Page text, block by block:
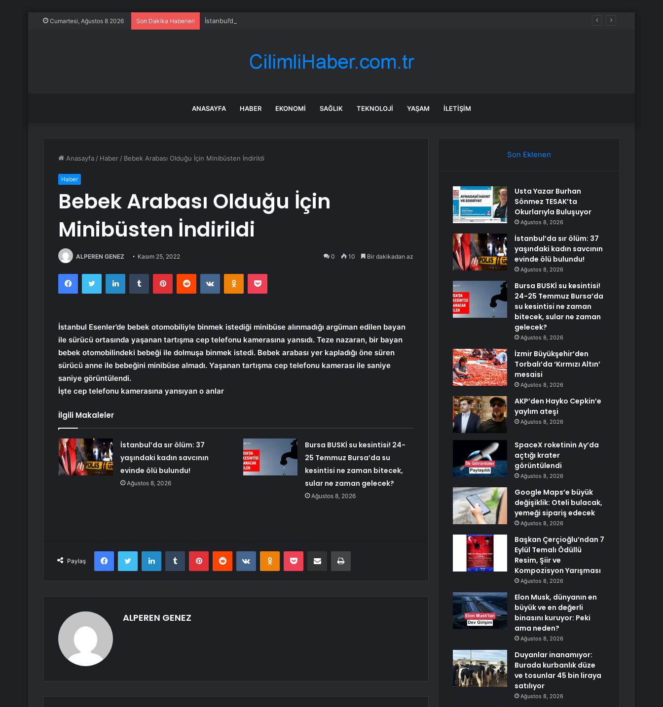
Cumartesi, Ağustos 8 2026 Son Dakika Haberleri İstanbul’da sır ölüm: 37 yaşındaki kadın savcının evinde ölü bulundu!
ANASAYFA HABER EKONOMI SAĞLIK TEKNOLOJI YAŞAM İLETIŞIM
Anasayfa / Haber / Bebek Arabası Olduğu İçin Minibüsten İndirildi
Haber
Bebek Arabası Olduğu İçin
Minibüsten İndirildi
ALPEREN GENEZ Kasım 25, 2022 0 10 Bir dakikadan az
FacebookTwitter LinkedInTumblr PinterestReddit VKontakteOdnoklassniki
Pocket
İstanbul Esenler’de bebek otomobiliyle binmek istediği minibüse alınmadığı argüman edilen bayan
ile sürücü ortasında yaşanan tartışma cep telefonu kamerasına yansıdı. Teze nazaran, bir bayan
bebek otomobilindeki bebeği ile dolmuşa binmek istedi. Bebek arabası yer kapladığı öne süren
sürücü anne ile bebeğini minibüse almadı. Yaşanan tartışma cep telefonu kamerası ile saniye
saniye görüntülendi.
İşte cep telefonu kamerasına yansıyan o anlar
İlgili Makaleler
İstanbul’da sır ölüm: 37
yaşındaki kadın savcının
evinde ölü bulundu!
Ağustos 8, 2026
Bursa BUSKİ su kesintisi! 24-
25 Temmuz Bursa’da su
kesintisi ne zaman bitecek,
sular ne zaman gelecek?
Ağustos 8, 2026
Paylaş
FacebookTwitter LinkedInTumblr PinterestReddit VKontakteOdnoklassniki
Pocket E-Posta ile paylaş Yazdır
ALPEREN GENEZ
Son Eklenen
Usta Yazar Burhan
Sönmez TESAK’ta
Okurlarıyla Buluşuyor
Ağustos 8, 2026
İstanbul’da sır ölüm: 37
yaşındaki kadın savcının
evinde ölü bulundu!
Ağustos 8, 2026
Bursa BUSKİ su kesintisi!
24-25 Temmuz Bursa’da
su kesintisi ne zaman
bitecek, sular ne zaman
gelecek?
Ağustos 8, 2026
İzmir Büyükşehir’den
Torbalı’da ‘Kırmızı Altın’
mesaisi
Ağustos 8, 2026
AKP’den Hayko Cepkin’e
yaylım ateşi
Ağustos 8, 2026
SpaceX roketinin Ay’da
açtığı krater
görüntülendi
Ağustos 8, 2026
Google Maps’e büyük
değişiklik: Oteli bulacak,
yemeği sipariş edecek
Ağustos 8, 2026
Başkan Çerçioğlu’ndan 7
Eylül Temalı Ödüllü
Resim, Şiir ve
Kompozisyon Yarışması
Ağustos 8, 2026
Elon Musk, dünyanın en
büyük ve en değerli
binasını kuruyor: Peki
ama neden?
Ağustos 8, 2026
Duyanlar inanamıyor:
Burada kurbanlık düze
ve tosunlar 45 bin liraya
satılıyor
Ağustos 8, 2026